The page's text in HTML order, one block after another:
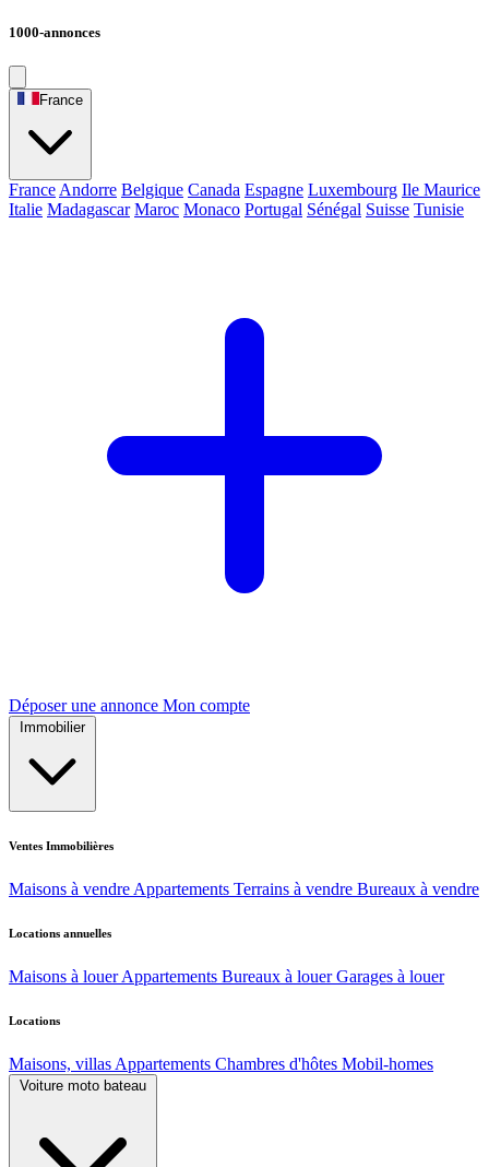
1000-annonces
France
France Andorre Belgique Canada Espagne Luxembourg Ile Maurice
Italie Madagascar Maroc Monaco Portugal Sénégal Suisse Tunisie
Déposer une annonce Mon compte
Immobilier
Ventes Immobilières
Maisons à vendre Appartements Terrains à vendre Bureaux à vendre
Locations annuelles
Maisons à louer Appartements Bureaux à louer Garages à louer
Locations
Maisons, villas Appartements Chambres d'hôtes Mobil-homes
Voiture moto bateau